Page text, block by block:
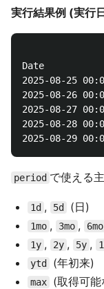
実行結果例 (実行
Date
2025-08-25
2025-08-26
2025-08-27
2025-08-28
period で使える
1d , 5d (日)
1mo , 3mo , 6mo
1y , 2y , 5y ,
ytd (年初来)
max (取得可